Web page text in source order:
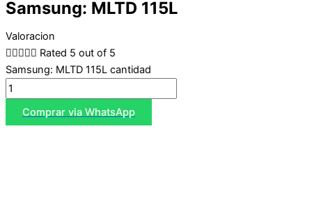
Samsung: MLTD 115L
Valoracion
 Rated 5 out of 5
Samsung: MLTD 115L cantidad
Comprar via WhatsApp